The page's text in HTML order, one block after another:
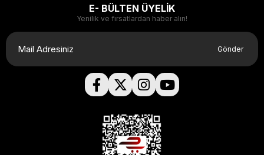
E- BÜLTEN ÜYELİK
Yenilik ve fırsatlardan haber alın!
Gönder